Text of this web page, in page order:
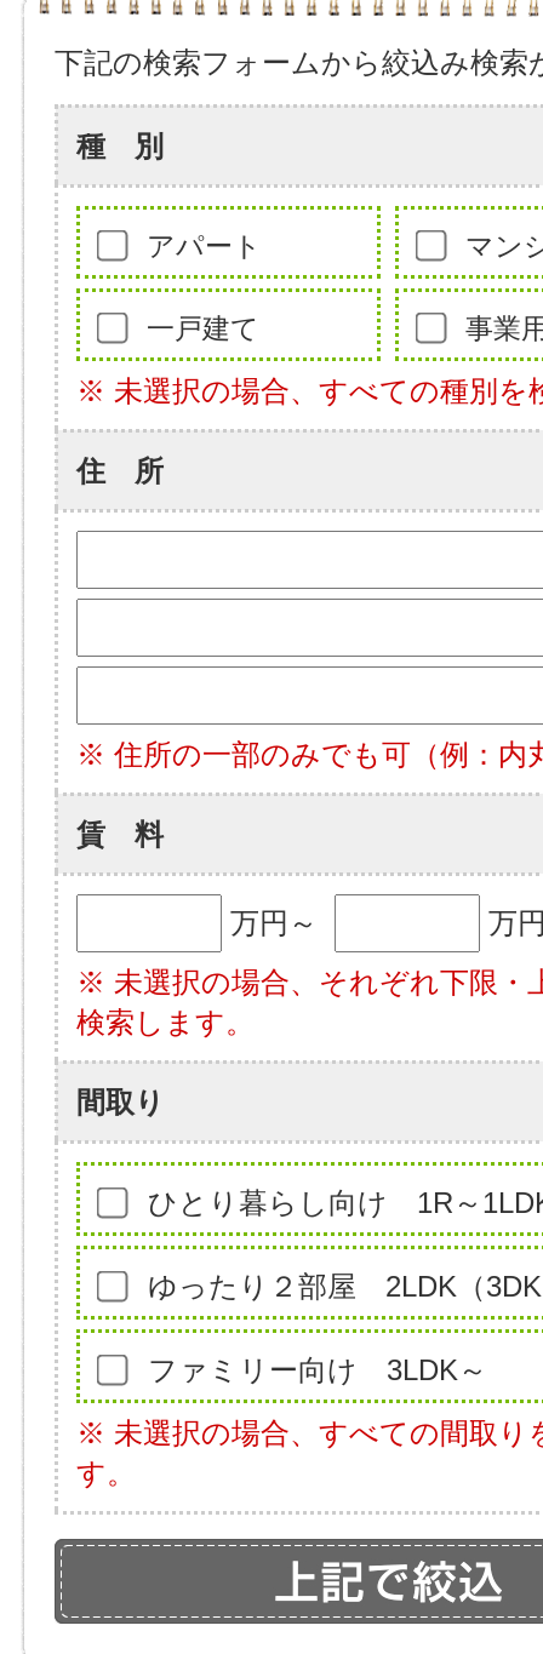
下記の検索フォームから絞込み検索
種 別
アパート マン
一戸建て 事業
※ 未選択の場合、すべての種別を
住 所
※ 住所の一部のみでも可（例：
賃 料
万円～
万
※ 未選択の場合、それぞれ下限・
検索します。
間取り
ひとり暮らし向け 1R～
ゆったり２部屋 2LDK（
ファミリー向け 3LDK～
※ 未選択の場合、すべての間取り
す。